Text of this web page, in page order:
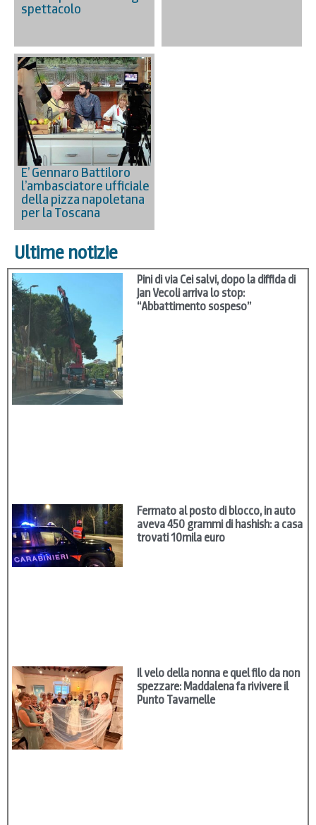
spettacolo
E’ Gennaro Battiloro
l’ambasciatore ufficiale
della pizza napoletana
per la Toscana
Ultime notizie
Pini di via Cei salvi, dopo la diffida di
Jan Vecoli arriva lo stop:
“Abbattimento sospeso”
Fermato al posto di blocco, in auto
aveva 450 grammi di hashish: a casa
trovati 10mila euro
Il velo della nonna e quel filo da non
spezzare: Maddalena fa rivivere il
Punto Tavarnelle